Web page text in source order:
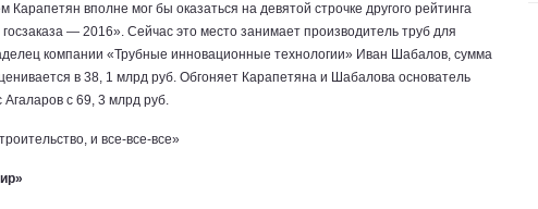
Карапетян вполне мог бы оказаться на девятой строчке другого рейтинга
— 2016». Сейчас это место занимает производитель труб для
компании «Трубные инновационные технологии» Иван Шабалов, сумма
в 38, 1 млрд руб. Обгоняет Карапетяна и Шабалова основатель
с 69, 3 млрд руб.
и все-все-все»